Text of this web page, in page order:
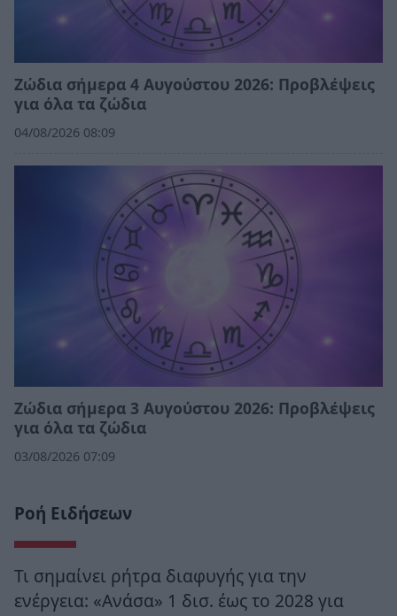
Ζώδια σήμερα 4 Αυγούστου 2026: Προβλέψεις
για όλα τα ζώδια
04/08/2026 08:09
Ζώδια σήμερα 3 Αυγούστου 2026: Προβλέψεις
για όλα τα ζώδια
03/08/2026 07:09
Ροή Ειδήσεων
Τι σημαίνει ρήτρα διαφυγής για την
ενέργεια: «Ανάσα» 1 δισ. έως το 2028 για